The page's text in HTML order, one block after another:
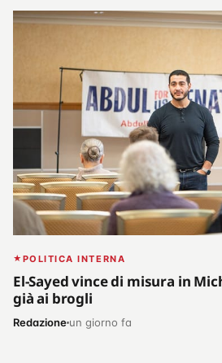
POLITICA INTERNA
El-Sayed vince di misura in
già ai brogli
Redazione un giorno fa